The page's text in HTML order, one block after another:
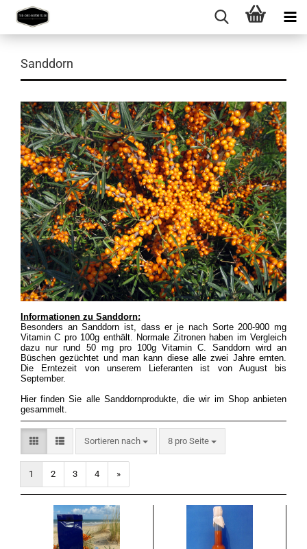
Sanddorn
Informationen zu Sanddorn:
Besonders an Sanddorn ist, dass er je nach Sorte 200-900 mg
Vitamin C pro 100g enthält. Normale Zitronen haben im Vergleich
dazu nur rund 50 mg pro 100g Vitamin C. Sanddorn wird an
Büschen gezüchtet und man kann diese alle zwei Jahre ernten.
Die Erntezeit von unserem Lieferanten ist von August bis
September.
Hier finden Sie alle Sanddornprodukte, die wir im Shop anbieten
gesammelt.
Sortieren nach
Sortieren nach 8 pro Seite
pro Seite
1 2 3 4 »